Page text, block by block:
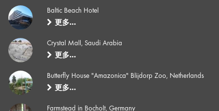
Baltic Beach Hotel
更多…
Crystal Mall, Saudi Arabia
更多…
Butterfly House "Amazonica" Blijdorp Zoo, Netherlands
更多…
Farmstead in Bocholt, Germany